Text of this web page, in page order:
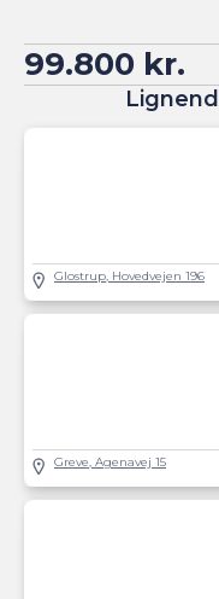
99.800 kr.
Glostrup, Hovedvejen 196
Greve, Agenavej 15